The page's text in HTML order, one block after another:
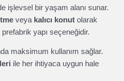
işlevsel bir yaşam alanı sunar.
veya kalıcı konut olarak
yapı seçeneğidir.
maksimum kullanım sağlar.
ile her ihtiyaca uygun hale